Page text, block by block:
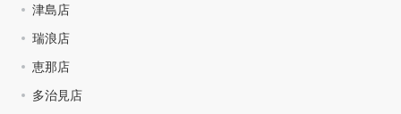
津島店
瑞浪店
恵那店
多治見店